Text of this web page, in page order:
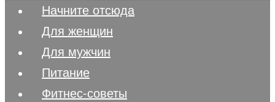
Начните отсюда
Для женщин
Для мужчин
Питание
Фитнес-советы